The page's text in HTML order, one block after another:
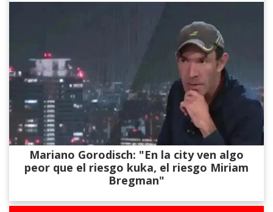
Mariano Gorodisch: "En la city ven algo
peor que el riesgo kuka, el riesgo Miriam
Bregman"